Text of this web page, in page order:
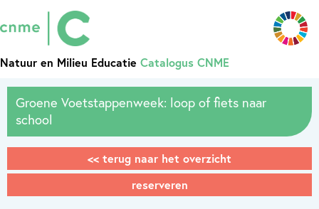
Natuur en Milieu Educatie Catalogus CNME
Groene Voetstappenweek: loop of fiets naar
school
<< terug naar het overzicht
reserveren